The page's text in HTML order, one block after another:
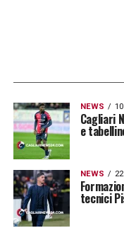
NEWS
Cagliari
e
NEWS
tecnici